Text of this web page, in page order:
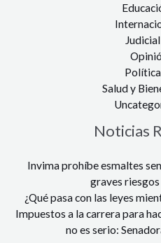
Judicial
Política
Salud y
Noticias
Invima prohíbe esmaltes
graves
¿Qué pasa con las leyes
Impuestos a la carrera para
no es serio: